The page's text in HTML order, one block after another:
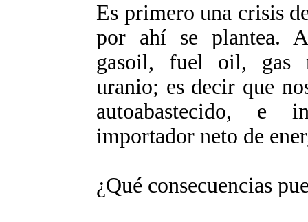
Es primero una crisis
por ahí se plantea.
gasoil, fuel oil, gas
uranio; es decir que
autoabastecido, e
importador neto de
¿Qué consecuencias